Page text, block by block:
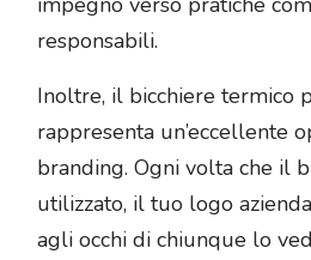
responsabili.
Inoltre, il bicchiere termico
rappresenta un’eccellente
branding. Ogni volta che il
utilizzato, il tuo logo
agli occhi di chiunque lo